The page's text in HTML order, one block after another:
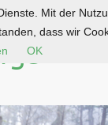
Mit der
dass wir
OK